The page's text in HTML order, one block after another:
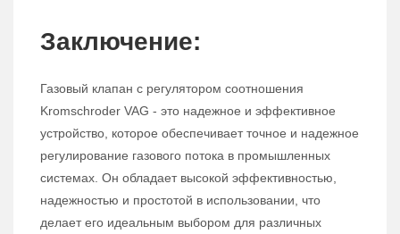
Заключение:
Газовый клапан с регулятором соотношения
Kromschroder VAG - это надежное и эффективное
устройство, которое обеспечивает точное и надежное
регулирование газового потока в промышленных
системах. Он обладает высокой эффективностью,
надежностью и простотой в использовании, что
делает его идеальным выбором для различных